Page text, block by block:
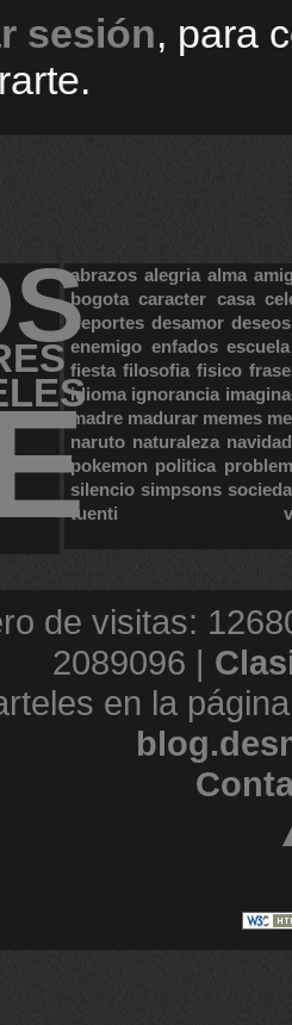
sesión, para
abrazos alegria alma
bogota caracter casa
deportes desamor deseos
enemigo enfados escuela
fiesta filosofia fisico
idioma ignorancia
madre madurar memes
naruto naturaleza navidad
pokemon politica
silencio simpsons
tuenti
de visitas:
2089096 |
en la